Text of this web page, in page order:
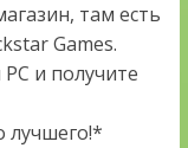
там есть
Games.
и получите
лучшего!*